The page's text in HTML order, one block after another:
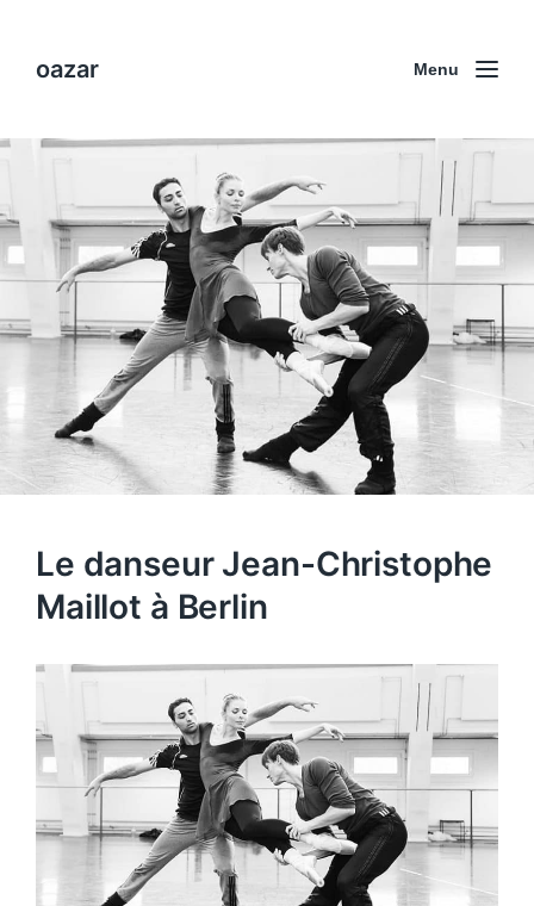
oazar Menu
Le danseur Jean-Christophe
Maillot à Berlin